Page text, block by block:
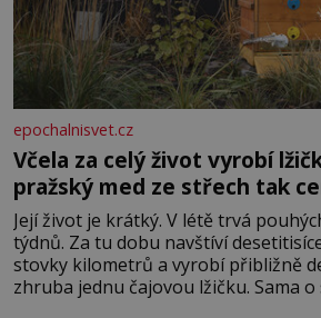
epochalnisvet.cz
Včela za celý život vyrobí
pražský med ze střech tak
Její život je krátký. V létě trvá
týdnů. Za tu dobu navštíví
stovky kilometrů a vyrobí přibližně
zhruba jednu čajovou lžičku. Sama